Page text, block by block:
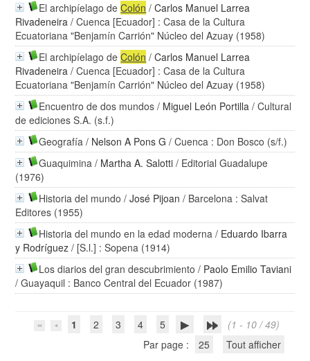
El archipíelago deColón /Carlos Manuel Larrea
Rivadeneira / Cuenca [Ecuador] : Casa de la Cultura
Ecuatoriana "Benjamín Carrión" Núcleo del Azuay (1958)
El archipíelago deColón /Carlos Manuel Larrea
Rivadeneira / Cuenca [Ecuador] : Casa de la Cultura
Ecuatoriana "Benjamín Carrión" Núcleo del Azuay (1958)
Encuentro de dos mundos / Miguel León Portilla / Cultural
de ediciones S.A. (s.f.)
Geografía / Nelson A Pons G / Cuenca : Don Bosco (s/f.)
Guaquimina / Martha A. Salotti / Editorial Guadalupe
(1976)
Historia del mundo /José Pijoan / Barcelona : Salvat
Editores (1955)
Historia del mundo en la edad moderna / Eduardo Ibarra
y Rodríguez / [S.l.] : Sopena (1914)
Los diarios del gran descubrimiento / Paolo Emilio Taviani
/ Guayaquil : Banco Central del Ecuador (1987)
1 2 3 4 5
(1 - 10 / 49)
Par page :
25 Tout afficher